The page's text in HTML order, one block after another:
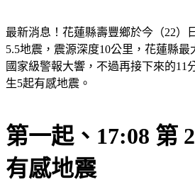
最新消息！花蓮縣壽豐鄉於今（22）
5.5地震，震源深度10公里，花蓮縣
國家級警報大響，不過再接下來的11
生5起有感地震。
第一起、17:08 第
有感地震